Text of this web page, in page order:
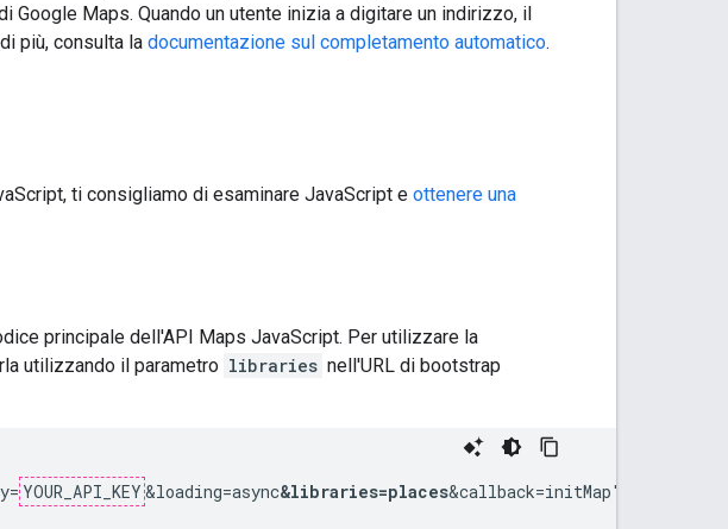
Google Maps. Quando un utente inizia a digitare un indirizzo, il
più, consulta la documentazione sul completamento automatico.
ti consigliamo di esaminare JavaScript e ottenere una
principale dell'API Maps JavaScript. Per utilizzare la
utilizzando il parametro libraries nell'URL di bootstrap
YOUR_API_KEY &loading=async&libraries=places&callback=initMap">